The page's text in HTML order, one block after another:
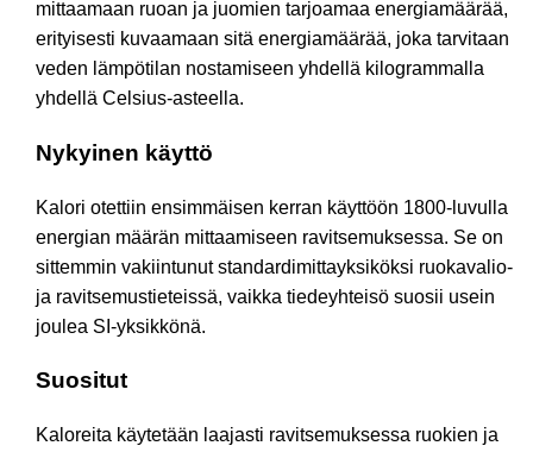
mittaamaan ruoan ja juomien tarjoamaa energiamäärää,
erityisesti kuvaamaan sitä energiamäärää, joka tarvitaan
veden lämpötilan nostamiseen yhdellä kilogrammalla
yhdellä Celsius-asteella.
Nykyinen käyttö
Kalori otettiin ensimmäisen kerran käyttöön 1800-luvulla
energian määrän mittaamiseen ravitsemuksessa. Se on
sittemmin vakiintunut standardimittayksiköksi ruokavalio-
ja ravitsemustieteissä, vaikka tiedeyhteisö suosii usein
joulea SI-yksikkönä.
Suositut
Kaloreita käytetään laajasti ravitsemuksessa ruokien ja